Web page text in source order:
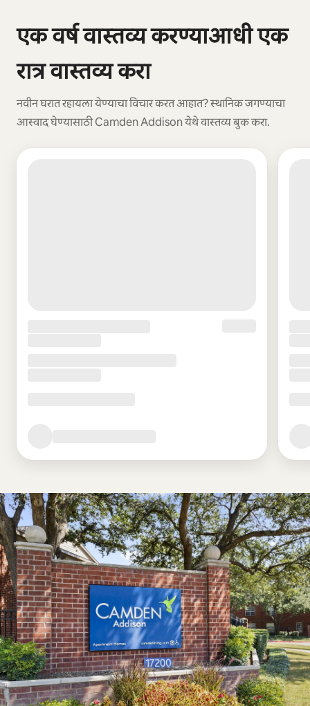
एक वर्ष वास्तव्य करण्याआधी एक
रात्र वास्तव्य करा
नवीन घरात रहायला येण्याचा विचार करत आहात? स्थानिक जगण्याचा
आस्वाद घेण्यासाठी Camden Addison येथे वास्तव्य बुक करा.
0 पैकी 0 आयटम्स दाखवत आहेत